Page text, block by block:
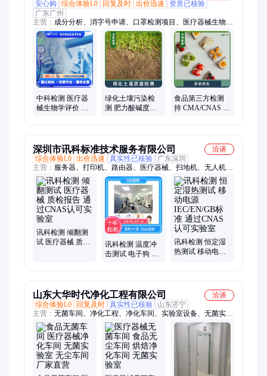
安心购
综合体验L0 回复及时 出价迅速
资质已核验
广东广州
主营： 成分分析、消字号申请、口罩检测项目、医疗器械生物学
评价、消毒产品检测、口罩盐性检测
中科检测 医疗器
械生物学评价 毒
绿化土壤污染检
测 肥力酸碱度检
食品第三方检测
持 CMA/CNAS 资
深圳市讯科标准技术服务有限公司
洽谈
综合体验L0 出价迅速 真实性已核验
广东深圳
主营： 服务器、打印机、路由器、医疗器械、扫地机、无人机、
碳弧灯、继电器、投影仪、电子狗、电路板、庭院灯、机顶盒、
保险杠、充电桩、连接器、对讲机、电池包、燃气表、水下射
灯、散热风扇、电话手表、船用灯具、倒车雷达、防水手表
讯科检测 倾翻测
试 医疗器械 质检
讯科检测 温度冲
击测试 电子狗 质
讯科检测 恒定湿
热测试 移动电源
山东大华时代净化工程有限公司
洽谈
综合体验L0
回复及时 真实性已核验
山东济宁
主营： 无菌车间、净化工程、净化车间、实验室设备、无菌实验
室、无尘车间、洁净手术室、净化设备